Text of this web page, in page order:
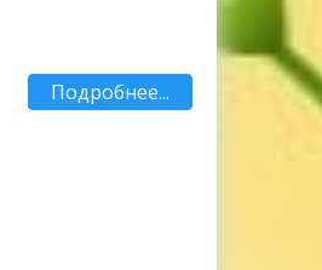
Подробнее...